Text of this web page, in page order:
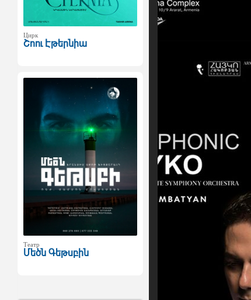
Цирк
Շոու Էթերնիա
Театр
Մեծն Գեթսբին